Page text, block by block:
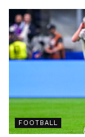
FOOTBALL